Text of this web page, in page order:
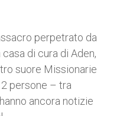
perpetrato da
di cura di Aden,
suore Missionarie
persone – tra
ancora notizie